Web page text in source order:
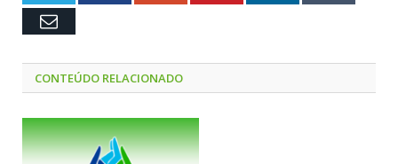
Email
CONTEÚDO RELACIONADO